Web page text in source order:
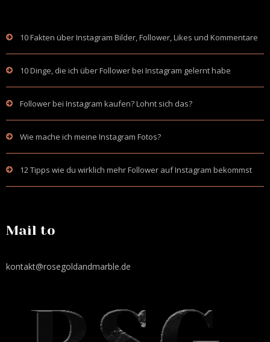
10 Fakten über Instagram Bilder, Follower, Likes und Kommentare
10 Dinge, die ich über Follower bei Instagram gelernt habe
Follower bei Instagram kaufen? Lohnt sich das?
Wie mache ich meine Instagram Fotos?
12 Tipps wie du wirklich mehr Follower auf Instagram bekommst
Mail to
kontakt@rosegoldandmarble.de